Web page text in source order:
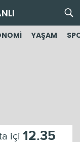
YAŞAM
içi 12.35